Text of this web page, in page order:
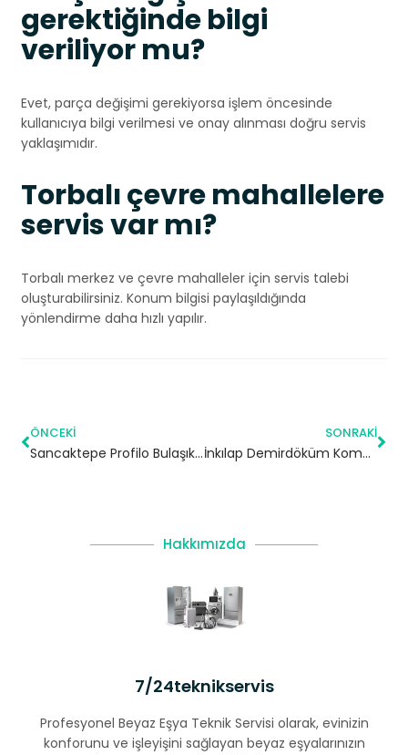
gerektiğinde bilgi
veriliyor mu?
Evet, parça değişimi gerekiyorsa işlem öncesinde
kullanıcıya bilgi verilmesi ve onay alınması doğru servis
yaklaşımıdır.
Torbalı çevre mahallelere
servis var mı?
Torbalı merkez ve çevre mahalleler için servis talebi
oluşturabilirsiniz. Konum bilgisi paylaşıldığında
yönlendirme daha hızlı yapılır.
ÖNCEKI
Sancaktepe Profilo Bulaşık Makinesi Servisi
SONRAKI
İnkılap Demirdöküm Kombi Servisi – Ümraniye Yetkili Servis
Hakkımızda
7/24teknikservis
Profesyonel Beyaz Eşya Teknik Servisi olarak, evinizin
konforunu ve işleyişini sağlayan beyaz eşyalarınızın